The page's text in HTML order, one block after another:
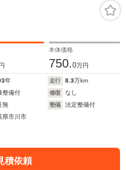
本体価格
750.0万円
年 走行 8.3万km
整備付 修復
なし
無 整備
法定整備付
県市川市
積依頼